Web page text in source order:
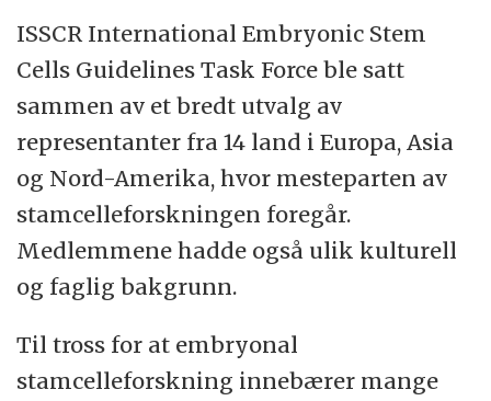
ISSCR International Embryonic Stem
Cells Guidelines Task Force ble satt
sammen av et bredt utvalg av
representanter fra 14 land i Europa, Asia
og Nord-Amerika, hvor mesteparten av
stamcelleforskningen foregår.
Medlemmene hadde også ulik kulturell
og faglig bakgrunn.
Til tross for at embryonal
stamcelleforskning innebærer mange